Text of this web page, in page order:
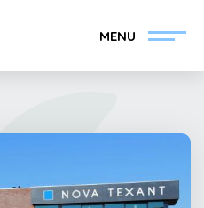
MENU
Inlog Einzelhandel